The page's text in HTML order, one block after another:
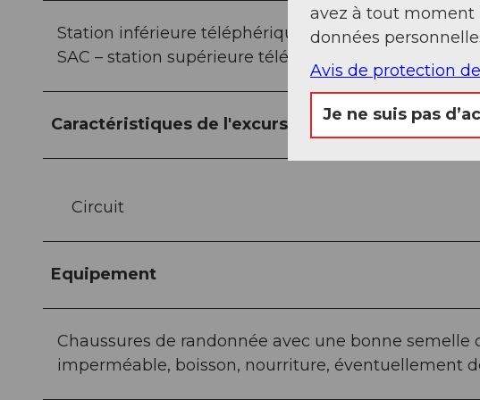
Station inférieure téléphérique Chäppeliberg-Spilau
SAC – station supérieure téléphérique Chäppeliberg-
Caractéristiques de l'excursion
Circuit
Equipement
Chaussures de randonnée avec une bonne semelle
imperméable, boisson, nourriture, éventuellement
avez à tout moment
données
Avis de protection
Je ne suis pas